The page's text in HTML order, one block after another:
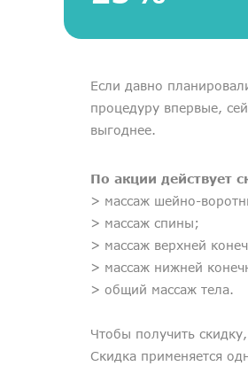
Если давно
процедуру впервые,
выгоднее.
По акции действует
> массаж шейно-
> массаж спины;
> массаж верхней
> массаж нижней
> общий массаж тела.
Чтобы получить
Скидка применяется